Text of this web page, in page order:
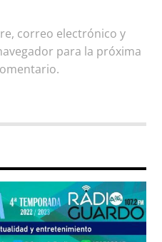
correo electrónico y
para la próxima